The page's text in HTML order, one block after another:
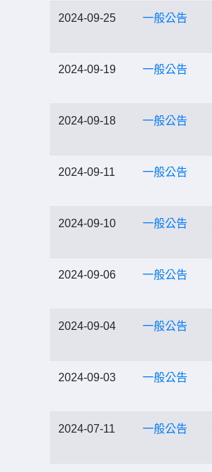
2024-09-25 一般公告
2024-09-19 一般公告
2024-09-18 一般公告
2024-09-11 一般公告
2024-09-10 一般公告
2024-09-06 一般公告
2024-09-04 一般公告
2024-09-03 一般公告
2024-07-11 一般公告